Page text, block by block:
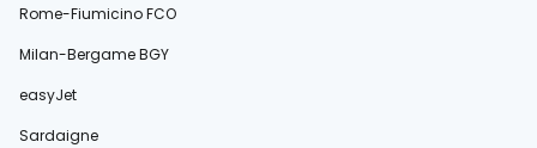
Rome-Fiumicino FCO
Milan-Bergame BGY
easyJet
Sardaigne